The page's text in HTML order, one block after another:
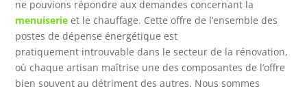
ne pouvions répondre aux demandes concernant la
menuiserie et le chauffage. Cette offre de l’ensemble des
postes de dépense énergétique est
pratiquement introuvable dans le secteur de la rénovation,
où chaque artisan maîtrise une des composantes de l’offre
bien souvent au détriment des autres. Nous sommes